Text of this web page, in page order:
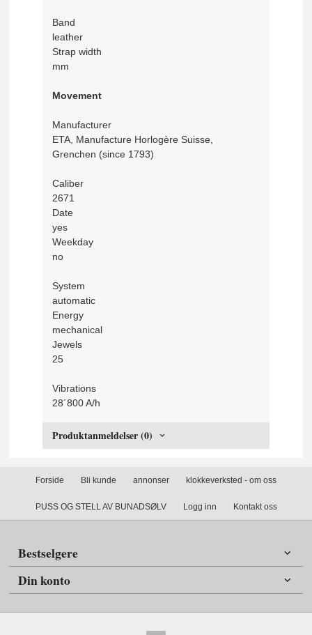
Band
leather
Strap width
mm
Movement
Manufacturer
ETA, Manufacture Horlogère Suisse,
Grenchen (since 1793)
Caliber
2671
Date
yes
Weekday
no
System
automatic
Energy
mechanical
Jewels
25
Vibrations
28´800 A/h
Produktanmeldelser (0)
Forside Bli kunde annonser klokkeverksted - om oss
PUSS OG STELL AV BUNADSØLV Logg inn Kontakt oss
Bestselgere
Din konto